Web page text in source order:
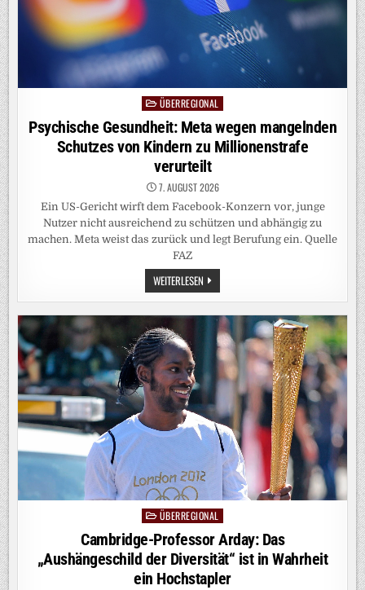
Posted
in
ÜBERREGIONAL
Psychische Gesundheit: Meta wegen mangelnden
Schutzes von Kindern zu Millionenstrafe
verurteilt
7. AUGUST 2026
Ein US-Gericht wirft dem Facebook-Konzern vor, junge
Nutzer nicht ausreichend zu schützen und abhängig zu
machen. Meta weist das zurück und legt Berufung ein. Quelle
FAZ
WEITERLESEN PSYCHISCHE
GESUNDHEIT:
META
WEGEN
MANGELNDEN
SCHUTZES
VON
KINDERN
MILLIONENSTRAFE
VERURTEILT
PostedÜBERREGIONAL
Cambridge-Professor Arday: Das
„Aushängeschild der Diversität“ ist in Wahrheit
ein Hochstapler